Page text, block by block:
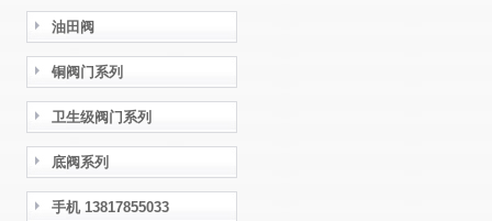
油田阀
铜阀门系列
卫生级阀门系列
底阀系列
手机 13817855033